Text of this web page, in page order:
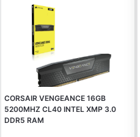
CORSAIR VENGEANCE 16GB
5200MHZ CL40 INTEL XMP 3.0
DDR5 RAM